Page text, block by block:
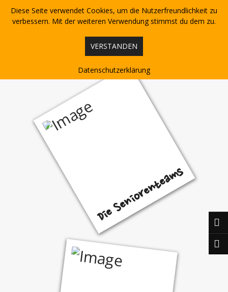
content
Die Seniorenteams
Diese Seite verwendet Cookies, um die Nutzerfreundlichkeit zu
verbessern. Mit der weiteren Verwendung stimmst du dem zu.
VERSTANDEN
Datenschutzerklärung